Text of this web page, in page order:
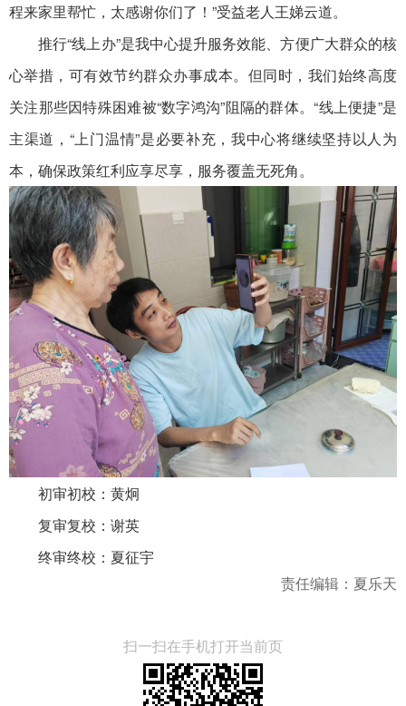
程来家里帮忙，太感谢你们了！”受益老人王娣云道。
推行“线上办”是我中心提升服务效能、方便广大群众的核
心举措，可有效节约群众办事成本。但同时，我们始终高度
关注那些因特殊困难被“数字鸿沟”阻隔的群体。“线上便捷”是
主渠道，“上门温情”是必要补充，我中心将继续坚持以人为
本，确保政策红利应享尽享，服务覆盖无死角。
初审初校：黄炯
复审复校：谢英
终审终校：夏征宇
责任编辑：夏乐天
扫一扫在手机打开当前页